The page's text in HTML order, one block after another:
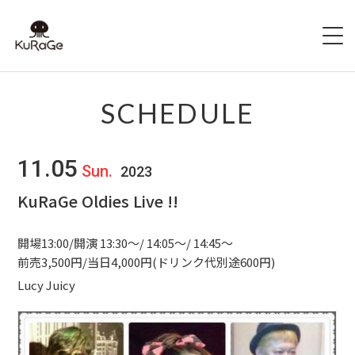
SCHEDULE
HALL INFO
CONTACT
SCHEDULE
11.05 Sun. 2023
KuRaGe Oldies Live !!
開場13:00/開演 13:30～/ 14:05～/ 14:45～
前売3,500円/当日4,000円(ドリンク代別途600円)
Lucy Juicy